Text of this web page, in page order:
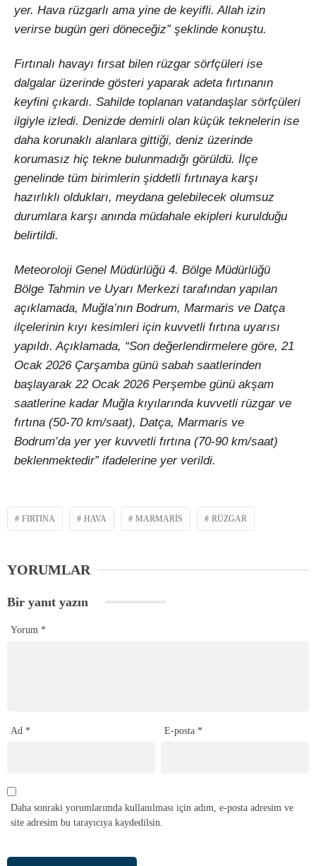
yer. Hava rüzgarlı ama yine de keyifli. Allah izin
verirse bugün geri döneceğiz” şeklinde konuştu.
Fırtınalı havayı fırsat bilen rüzgar sörfçüleri ise
dalgalar üzerinde gösteri yaparak adeta fırtınanın
keyfini çıkardı. Sahilde toplanan vatandaşlar sörfçüleri
ilgiyle izledi. Denizde demirli olan küçük teknelerin ise
daha korunaklı alanlara gittiği, deniz üzerinde
korumasız hiç tekne bulunmadığı görüldü. İlçe
genelinde tüm birimlerin şiddetli fırtınaya karşı
hazırlıklı oldukları, meydana gelebilecek olumsuz
durumlara karşı anında müdahale ekipleri kurulduğu
belirtildi.
Meteoroloji Genel Müdürlüğü 4. Bölge Müdürlüğü
Bölge Tahmin ve Uyarı Merkezi tarafından yapılan
açıklamada, Muğla’nın Bodrum, Marmaris ve Datça
ilçelerinin kıyı kesimleri için kuvvetli fırtına uyarısı
yapıldı. Açıklamada, “Son değerlendirmelere göre, 21
Ocak 2026 Çarşamba günü sabah saatlerinden
başlayarak 22 Ocak 2026 Perşembe günü akşam
saatlerine kadar Muğla kıyılarında kuvvetli rüzgar ve
fırtına (50-70 km/saat), Datça, Marmaris ve
Bodrum’da yer yer kuvvetli fırtına (70-90 km/saat)
beklenmektedir” ifadelerine yer verildi.
FIRTINA HAVA MARMARIS RÜZGAR
YORUMLAR
Bir yanıt yazın
Yorum *
Ad * E-posta *
Daha sonraki yorumlarımda kullanılması için adım, e-posta adresim ve
site adresim bu tarayıcıya kaydedilsin.